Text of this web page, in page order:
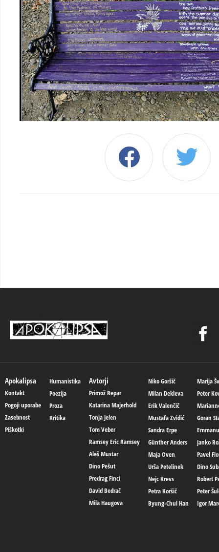
teh dveh zvrsti.
znano je, da ime esej
iz Michela de
je zaslovel po
knjigi (
Apokalipsa
Kontakt
Pogoji uporabe
Zasebnost
Piškotki
Humanistika
Poezija
Proza
Kritika
Avtorji
Primož Repar
Katarina Majerhold
Tonja Jelen
Tom Veber
Ramsey Eric Ramsey
Aleš Mustar
Dino Pešut
Predrag Finci
David Bedrač
Mila Haugova
Niko Goršič
Milan Dekleva
Erik Valenčič
Mustafa Zvidić
Sandra Erpe
Günther Anders
Maja Oven
Urša Petelinek
Nejc Krevs
Petra Koršič
Byung-Chul Han
Marija
Peter
Goran
Janko
Pavel
Dino
Robert
Peter
Igor